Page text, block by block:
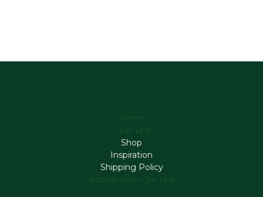
Home
Über uns
Shop
Inspiration
Shipping Policy
Kontaktieren Sie uns